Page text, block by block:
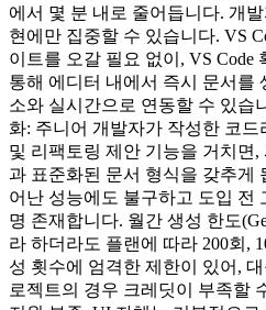
에서 몇 분 내로 줄어듭니다. 개
현에만 집중할 수 있습니다. VS
이트를 오갈 필요 없이, VS Code
통해 에디터 내에서 즉시 문서를
소와 실시간으로 연동할 수 있습
화: 주니어 개발자가 작성한 코
및 리팩토링 제안 기능을 거치면
과 표준화된 문서 형식을 갖추게
어난 성능에도 불구하고 도입 전
명 존재합니다. 월간 생성 한도
라 하더라도 플랜에 따라 200회,
성 횟수에 엄격한 제한이 있어,
로젝트의 경우 크레딧이 부족할